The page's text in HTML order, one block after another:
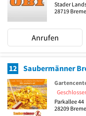
Stader
28719
Anrufen
12 Saubermänner
Parkallee 44
28209